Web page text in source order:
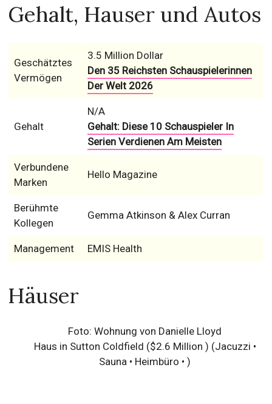
Gehalt, Hauser und Autos
Geschätztes
Vermögen
3.5 Million Dollar
Den 35 Reichsten Schauspielerinnen
Der Welt 2026
Gehalt
N/A
Gehalt: Diese 10 Schauspieler In
Serien Verdienen Am Meisten
Verbundene
Marken
Hello Magazine
Berühmte
Kollegen
Gemma Atkinson & Alex Curran
Management EMIS Health
Häuser
Foto: Wohnung von Danielle Lloyd
Haus in Sutton Coldfield ($2.6 Million ) (Jacuzzi •
Sauna • Heimbüro • )